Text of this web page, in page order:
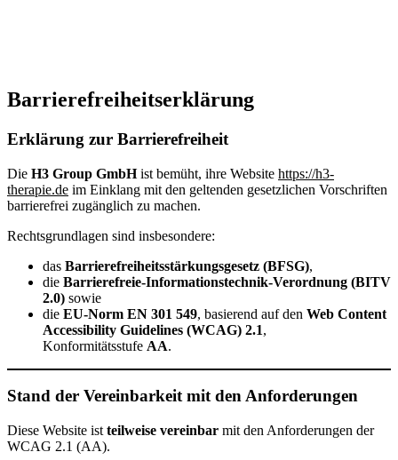
Barrierefreiheitserklärung
Erklärung zur Barrierefreiheit
Die H3 Group GmbHist bemüht, ihre Website https://h3-
therapie.de im Einklang mit den geltenden gesetzlichen Vorschriften
barrierefrei zugänglich zu machen.
Rechtsgrundlagen sind insbesondere:
das Barrierefreiheitsstärkungsgesetz (BFSG),
die Barrierefreie-Informationstechnik-Verordnung (BITV
2.0) sowie
die EU-Norm EN 301 549, basierend auf den Web Content
Accessibility Guidelines (WCAG) 2.1,
Konformitätsstufe AA.
Stand der Vereinbarkeit mit den Anforderungen
Diese Website ist teilweise vereinbar mit den Anforderungen der
WCAG 2.1 (AA).